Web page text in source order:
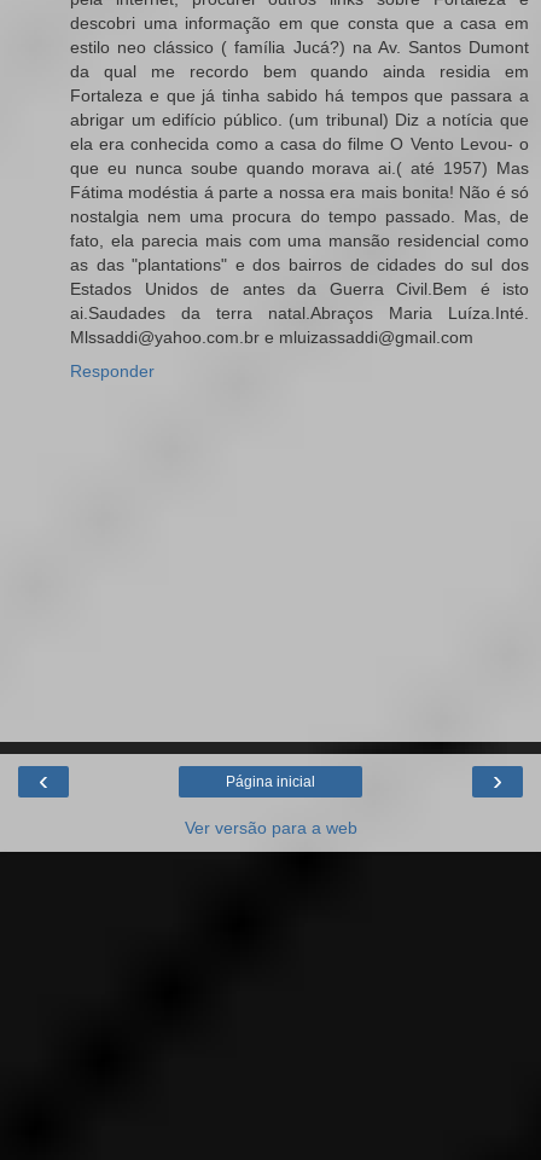
descobri uma informação em que consta que a casa em
estilo neo clássico ( família Jucá?) na Av. Santos Dumont
da qual me recordo bem quando ainda residia em
Fortaleza e que já tinha sabido há tempos que passara a
abrigar um edifício público. (um tribunal) Diz a notícia que
ela era conhecida como a casa do filme O Vento Levou- o
que eu nunca soube quando morava ai.( até 1957) Mas
Fátima modéstia á parte a nossa era mais bonita! Não é só
nostalgia nem uma procura do tempo passado. Mas, de
fato, ela parecia mais com uma mansão residencial como
as das "plantations" e dos bairros de cidades do sul dos
Estados Unidos de antes da Guerra Civil.Bem é isto
ai.Saudades da terra natal.Abraços Maria Luíza.Inté.
Mlssaddi@yahoo.com.br e mluizassaddi@gmail.com
Responder
‹ ›
Página inicial
Ver versão para a web